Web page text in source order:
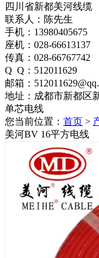
四川省新都美河线缆
联系人：陈先生
手机：13980405675
座机：028-66613137
传真：028-66767742
Q Q：512011629
邮箱：
地址：成都市新都区
单芯电线
您当前位置： 首页 >
美河BV 16平方电线